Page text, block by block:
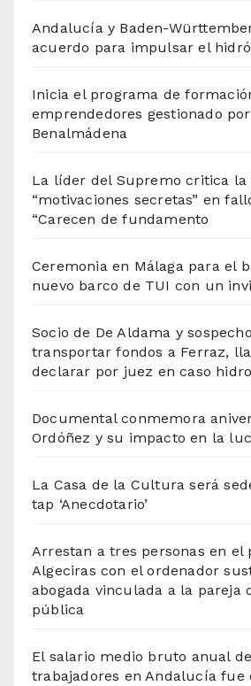
Andalucía y Baden-
acuerdo para impulsar el
Inicia el programa de
emprendedores gestionado por
Benalmádena
La líder del Supremo critica la
“motivaciones secretas” en
“Carecen de fundamento
Ceremonia en Málaga para el
nuevo barco de TUI con un
Socio de De Aldama y
transportar fondos a Ferraz,
declarar por juez en caso
Documental conmemora
Ordóñez y su impacto en la
La Casa de la Cultura será
tap ‘Anecdotario’
Arrestan a tres personas en el
Algeciras con el ordenador
abogada vinculada a la pareja
pública
El salario medio bruto anual
trabajadores en Andalucía fue